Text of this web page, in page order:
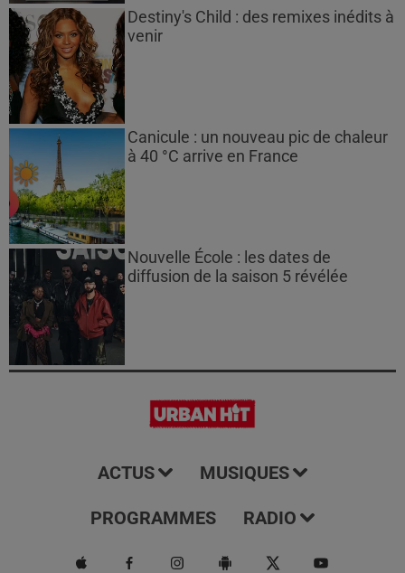
Destiny's Child : des remixes inédits à
venir
Canicule : un nouveau pic de chaleur
à 40 °C arrive en France
Nouvelle École : les dates de
diffusion de la saison 5 révélée
ACTUS MUSIQUES
PROGRAMMES RADIO